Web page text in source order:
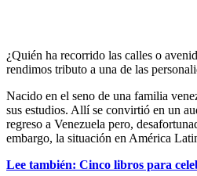
¿Quién ha recorrido las calles o
rendimos tributo a una de las
Nacido en el seno de una familia
sus estudios. Allí se convirtió en un
regreso a Venezuela pero,
embargo, la situación en América
Lee también: Cinco libros para